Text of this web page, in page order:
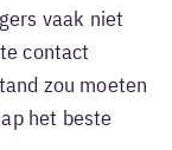
vaak niet
contact
zou moeten
het beste